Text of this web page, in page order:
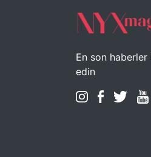
En son
edin